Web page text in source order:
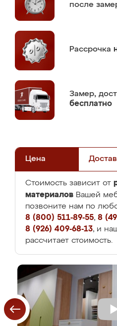
после
Рассрочка
Замер,
бесплатно
Цена
Стоимость зависит от
материалов Вашей
позвоните нам по
8 (800) 511-89-55, 8
8 (926) 409-68-13, и
рассчитает стоимость.